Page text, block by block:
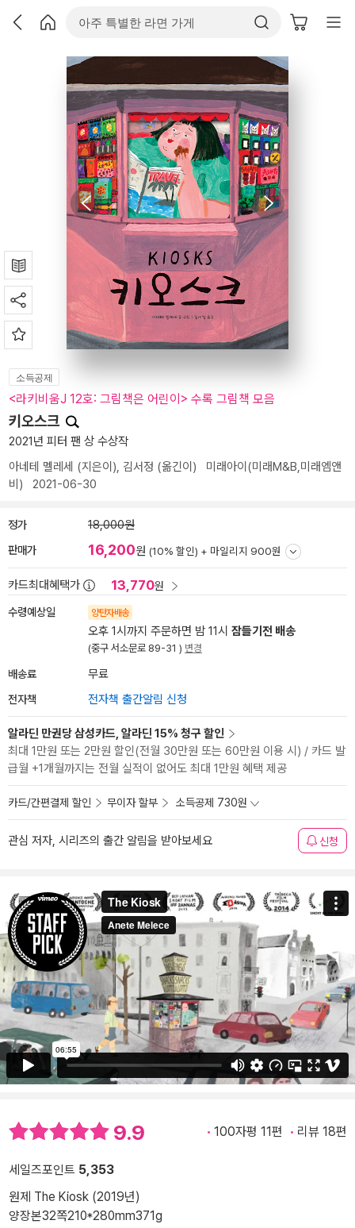
소득공제
<라키비움J 12호: 그림책은 어린이> 수록 그림책 모음
키오스크
2021년 피터 팬 상 수상작
아네테 멜레세 (지은이), 김서정 (옮긴이) 미래아이(미래M&B,미래엠앤
비) 2021-06-30
정가 18,000원
판매가 16,200원 (10% 할인) + 마일리지 900원
카드최대혜택가 13,770원
수령예상일 양탄자배송
오후 1시까지 주문하면 밤 11시 잠들기전 배송
(중구 서소문로 89-31 ) 변경
배송료 무료
전자책 전자책 출간알림 신청
알라딘 만권당 삼성카드, 알라딘 15% 청구 할인
최대 1만원 또는 2만원 할인(전월 30만원 또는 60만원 이용 시) / 카드 발
급월 +1개월까지는 전월 실적이 없어도 최대 1만원 혜택 제공
카드/간편결제 할인 무이자 할부 소득공제 730원
관심 저자, 시리즈의 출간 알림을 받아보세요 신청
9.9 100자평 11편 리뷰 18편
세일즈포인트 5,353
원제 The Kiosk (2019년)
양장본32쪽210*280mm371g